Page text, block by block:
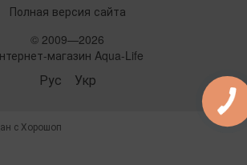
Полная версия сайта
© 2009—2026
магазин Aqua-Life
Рус Укр
с Хорошоп